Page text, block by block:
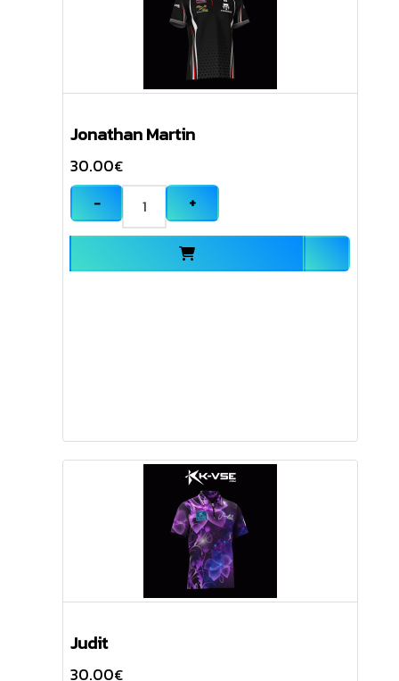
Jonathan Martin
30.00€
−
+
Judit
30.00€